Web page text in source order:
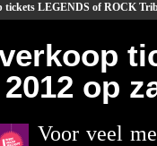
tickets LEGENDS of ROCK
op
Voor veel